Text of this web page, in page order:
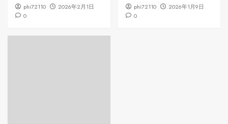
phi72110
2026年2月1日
0
phi72110
2026年1月9日
0